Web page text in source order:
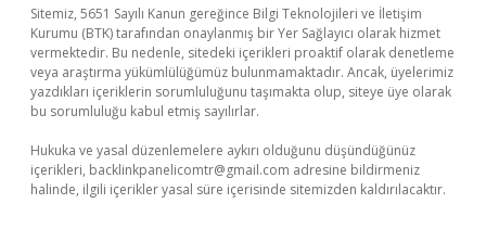
Sitemiz, 5651 Sayılı Kanun gereğince Bilgi Teknolojileri ve İletişim
Kurumu (BTK) tarafından onaylanmış bir Yer Sağlayıcı olarak hizmet
vermektedir. Bu nedenle, sitedeki içerikleri proaktif olarak denetleme
veya araştırma yükümlülüğümüz bulunmamaktadır. Ancak, üyelerimiz
yazdıkları içeriklerin sorumluluğunu taşımakta olup, siteye üye olarak
bu sorumluluğu kabul etmiş sayılırlar.
Hukuka ve yasal düzenlemelere aykırı olduğunu düşündüğünüz
içerikleri, backlinkpanelicomtr@gmail.com adresine bildirmeniz
halinde, ilgili içerikler yasal süre içerisinde sitemizden kaldırılacaktır.